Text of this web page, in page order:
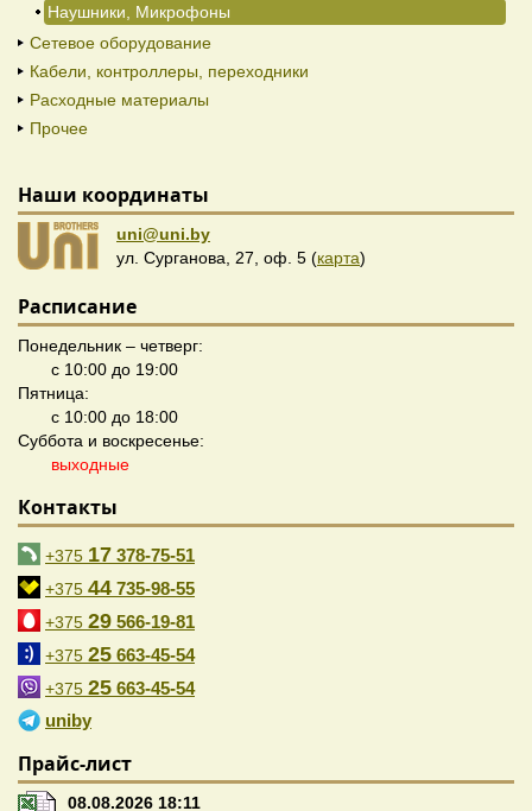
Наушники, Микрофоны
Сетевое оборудование
Кабели, контроллеры, переходники
Расходные материалы
Прочее
Наши координаты
uni@uni.by
ул. Сурганова, 27, оф. 5 (карта)
Расписание
Понедельник – четверг:
с 10:00 до 19:00
Пятница:
с 10:00 до 18:00
Суббота и воскресенье:
выходные
Контакты
+375 17 378-75-51
+375 44 735-98-55
+375 29 566-19-81
+375 25 663-45-54
+375 25 663-45-54
uniby
Прайс-лист
08.08.2026 18:11